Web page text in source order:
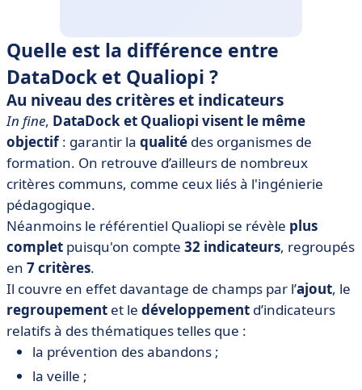
Quelle est la différence entre
DataDock et Qualiopi ?
Au niveau des critères et indicateurs
In fine, DataDock et Qualiopi visent le même
objectif: garantir la qualité des organismes de
formation. On retrouve d’ailleurs de nombreux
critères communs, comme ceux liés à l'ingénierie
pédagogique.
Néanmoins le référentiel Qualiopi se révèle plus
complet puisqu'on compte 32 indicateurs, regroupés
en 7 critères.
Il couvre en effet davantage de champs par l’ajout, le
regroupement et le développement d’indicateurs
relatifs à des thématiques telles que :
la prévention des abandons ;
la veille ;